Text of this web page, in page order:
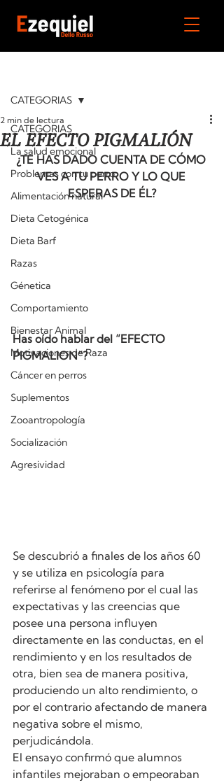
CATEGORIAS
La salud emocional
Problemas con tu perro
Alimentación natural
Dieta Cetogénica
Dieta Barf
Razas
Génetica
Comportamiento
Bienestar Animal
Motivaciones de Raza
Cáncer en perros
Suplementos
Zooantropología
Socialización
Agresividad
CATEGORIAS
EL EFECTO PIGMALIÓN
2 min de lectura
¿TE HAS DADO CUENTA DE CÓMO
VES A TU PERRO Y LO QUE
ESPERAS DE ÉL?
Has oído hablar del “EFECTO
PIGMALION”?
Se descubrió a finales de los años 60
y se utiliza en psicología para
referirse al fenómeno por el cual las
expectativas y las creencias que
posee una persona influyen
directamente en las conductas, en el
rendimiento y en los resultados de
otra, bien sea de manera positiva,
produciendo un alto rendimiento, o
por el contrario afectando de manera
negativa sobre el mismo,
perjudicándola.
El ensayo confirmó que alumnos
infantiles mejoraban o empeoraban